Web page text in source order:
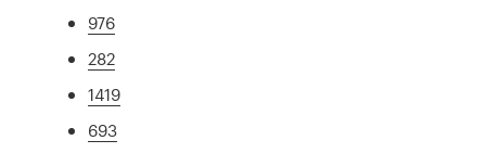
976
282
1419
693